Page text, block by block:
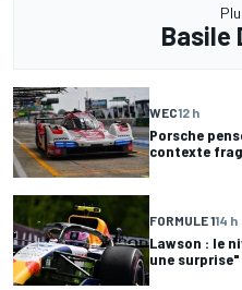
Basile
WEC12 h
Porsche
contexte
FORMULE 114 h
Lawson : le
une surprise"